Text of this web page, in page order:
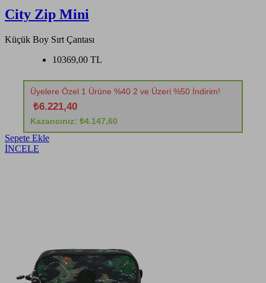
City Zip Mini
Küçük Boy Sırt Çantası
10369,00 TL
Üyelere Özel 1 Ürüne %40 2 ve Üzeri %50 İndirim!
₺6.221,40
Kazancınız: ₺4.147,60
Sepete Ekle
İNCELE